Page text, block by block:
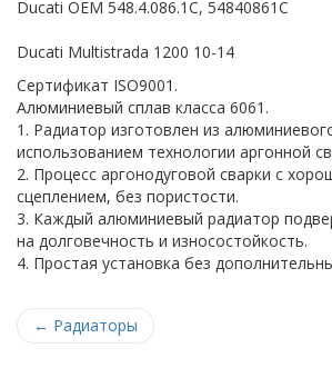
Ducati OEM 548.4.086.1C, 54840861C
Ducati Multistrada 1200 10-14
Сертификат ISO9001.
Алюминиевый сплав класса 6061.
1. Радиатор изготовлен из
использованием технологии аргонной
2. Процесс аргонодуговой сварки с
сцеплением, без пористости.
3. Каждый алюминиевый радиатор
на долговечность и износостойкость.
4. Простая установка без
← Радиаторы